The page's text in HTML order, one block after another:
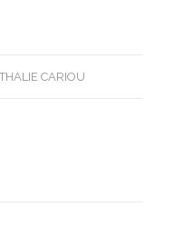
CARIOU